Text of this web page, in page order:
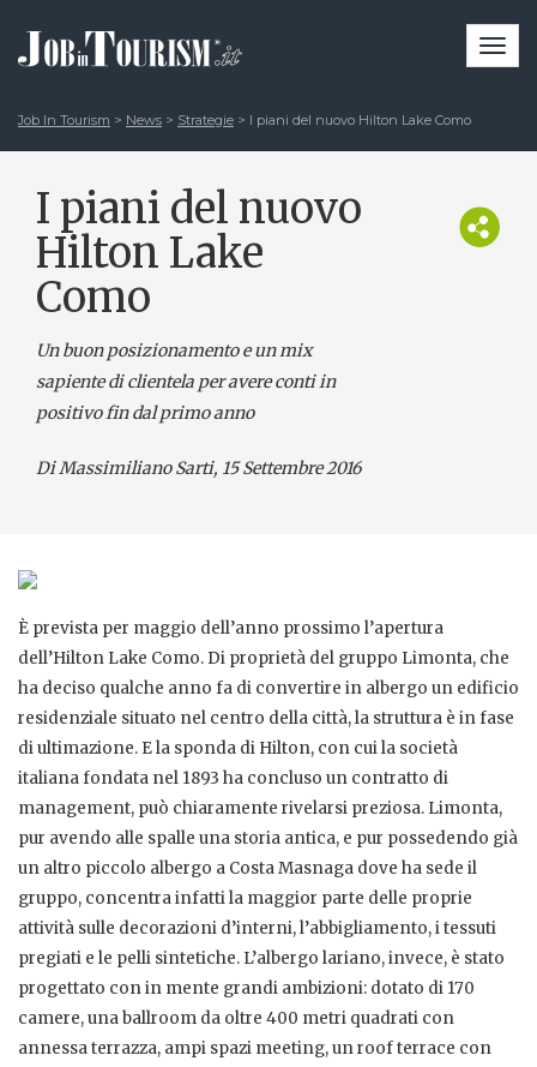
Job In Tourism > News > Strategie > I piani del nuovo Hilton Lake Como
I piani del nuovo
Hilton Lake
Como
Un buon posizionamento e un mix
sapiente di clientela per avere conti in
positivo fin dal primo anno
Di Massimiliano Sarti, 15 Settembre 2016
È prevista per maggio dell’anno prossimo l’apertura
dell’Hilton Lake Como. Di proprietà del gruppo Limonta, che
ha deciso qualche anno fa di convertire in albergo un edificio
residenziale situato nel centro della città, la struttura è in fase
di ultimazione. E la sponda di Hilton, con cui la società
italiana fondata nel 1893 ha concluso un contratto di
management, può chiaramente rivelarsi preziosa. Limonta,
pur avendo alle spalle una storia antica, e pur possedendo già
un altro piccolo albergo a Costa Masnaga dove ha sede il
gruppo, concentra infatti la maggior parte delle proprie
attività sulle decorazioni d’interni, l’abbigliamento, i tessuti
pregiati e le pelli sintetiche. L’albergo lariano, invece, è stato
progettato con in mente grandi ambizioni: dotato di 170
camere, una ballroom da oltre 400 metri quadrati con
annessa terrazza, ampi spazi meeting, un roof terrace con